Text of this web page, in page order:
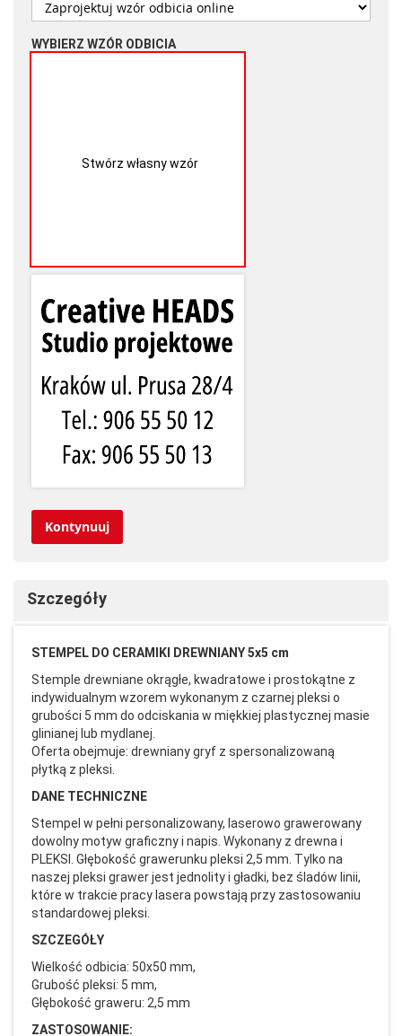
WYBIERZ WZÓR ODBICIA
Stwórz własny wzór
Kontynuuj
Szczegóły
STEMPEL DO CERAMIKI DREWNIANY 5x5 cm
Stemple drewniane okrągłe, kwadratowe i prostokątne z
indywidualnym wzorem wykonanym z czarnej pleksi o
grubości 5 mm do odciskania w miękkiej plastycznej masie
glinianej lub mydlanej.
Oferta obejmuje: drewniany gryf z spersonalizowaną
płytką z pleksi.
DANE TECHNICZNE
Stempel w pełni personalizowany, laserowo grawerowany
dowolny motyw graficzny i napis. Wykonany z drewna i
PLEKSI. Głębokość grawerunku pleksi 2,5 mm. Tylko na
naszej pleksi grawer jest jednolity i gładki, bez śladów linii,
które w trakcie pracy lasera powstają przy zastosowaniu
standardowej pleksi.
SZCZEGÓŁY
Wielkość odbicia: 50x50 mm,
Grubość pleksi: 5 mm,
Głębokość graweru: 2,5 mm
ZASTOSOWANIE: